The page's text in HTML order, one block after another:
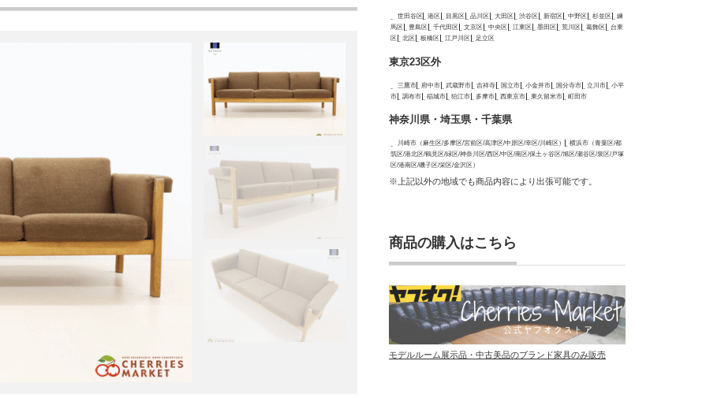
世田谷区 港区 目黒区 品川区 大田区 渋谷区 新宿区 中野区 杉並区
練
馬区
豊島区 千代田区 文京区 中央区 江東区 墨田区 荒川区 葛飾区
台東
区
北区 板橋区 江戸川区 足立区
東京23区外
三鷹市 府中市 武蔵野市 吉祥寺 国立市 小金井市 国分寺市 立川市
小平
市
調布市 稲城市 狛江市 多摩市 西東京市 東久留米市 町田市
神奈川県・埼玉県・千葉県
川崎市（麻生区/多摩区/宮前区/高津区/中原区/幸区/川崎区）
横浜市（青葉区/都
筑区/港北区/鶴見区/緑区/神奈川区/西区/中区/南区/保土ヶ谷区/旭区/瀬谷区/泉区/戸塚
区/港南区/磯子区/栄区/金沢区）
※上記以外の地域でも商品内容により出張可能です。
商品の購入はこちら
モデルルーム展示品・中古美品のブランド家具のみ販売